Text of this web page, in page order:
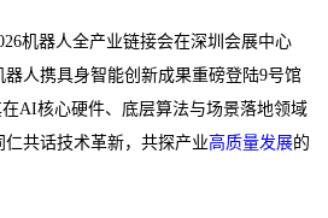
机器人全产业链接会在深圳会展中心
器人携具身智能创新成果重磅登陆9号馆
AI核心硬件、底层算法与场景落地领域
共话技术革新，共探产业高质量发展的